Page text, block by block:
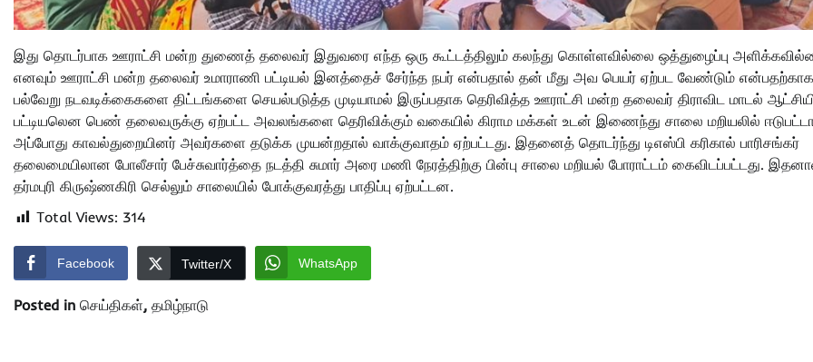
இது தொடர்பாக ஊராட்சி மன்ற துணைத் தலைவர் இதுவரை எந்த ஒரு கூட்டத்திலும் கலந்து கொள்ளவில்லை ஒத்துழைப்பு
எனவும் ஊராட்சி மன்ற தலைவர் உமாராணி பட்டியல் இனத்தைச் சேர்ந்த நபர் என்பதால் தன் மீது அவ பெயர் ஏற்பட வேண்டும் என்பதற்காக
பல்வேறு நடவடிக்கைகளை திட்டங்களை செயல்படுத்த முடியாமல் இருப்பதாக தெரிவித்த ஊராட்சி மன்ற தலைவர் திராவிட மாடல்
பட்டியலென பெண் தலைவருக்கு ஏற்பட்ட அவலங்களை தெரிவிக்கும் வகையில் கிராம மக்கள் உடன் இணைந்து சாலை மறியலில்
அப்போது காவல்துறையினர் அவர்களை தடுக்க முயன்றதால் வாக்குவாதம் ஏற்பட்டது. இதனைத் தொடர்ந்து டிஎஸ்பி கரிகால் பாரிசங்கர்
தலைமையிலான போலீசார் பேச்சுவார்த்தை நடத்தி சுமார் அரை மணி நேரத்திற்கு பின்பு சாலை மறியல் போராட்டம் கைவிடப்பட்டது.
தர்மபுரி கிருஷ்ணகிரி செல்லும் சாலையில் போக்குவரத்து பாதிப்பு ஏற்பட்டன.
Total Views: 314
Facebook Twitter/X WhatsApp
Posted in செய்திகள், தமிழ்நாடு